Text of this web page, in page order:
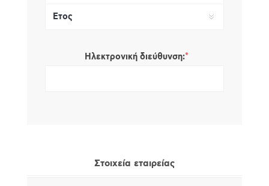
Ηλεκτρονική διεύθυνση:*
Στοιχεία εταιρείας